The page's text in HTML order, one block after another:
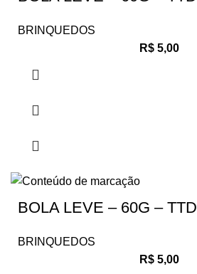
BRINQUEDOS
R$ 5,00
BOLA LEVE – 60G – TTD
BRINQUEDOS
R$ 5,00